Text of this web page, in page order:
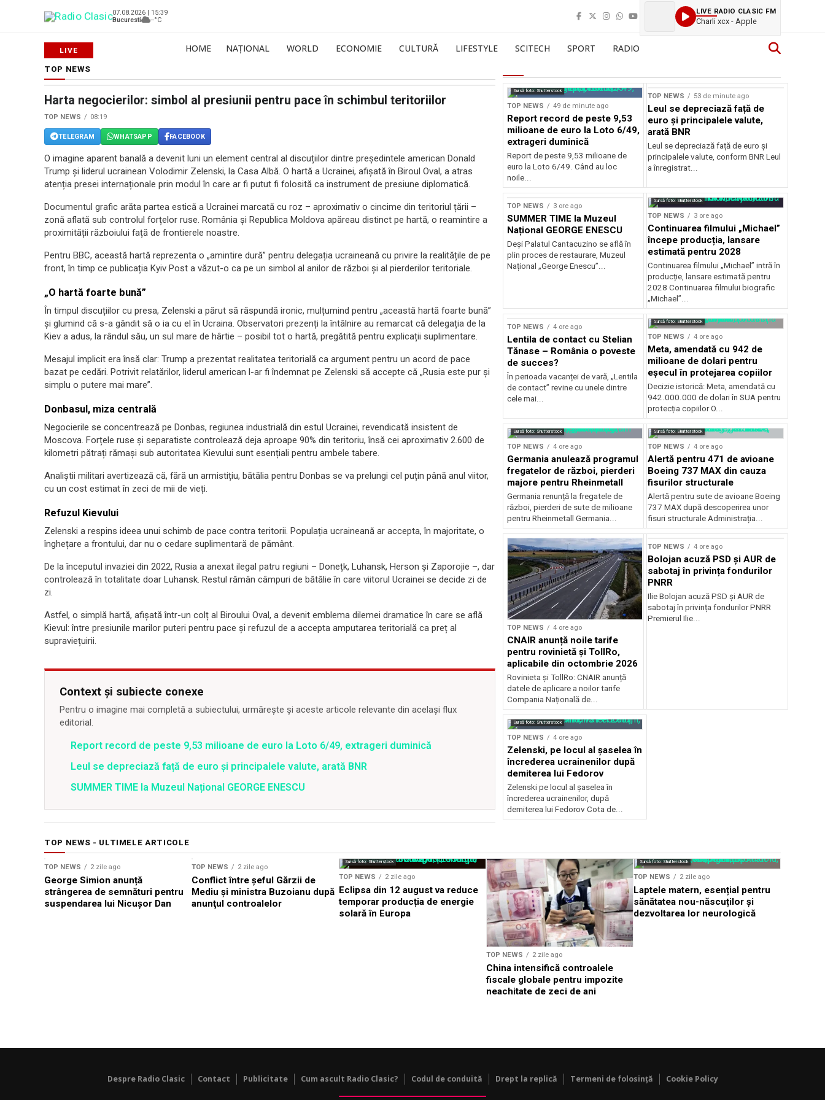
07.08.2026 | 15:39
Bucuresti
--°C
LIVE RADIO CLASIC FM
Charli xcx - Apple
HOME NAȚIONAL WORLD ECONOMIE CULTURĂ LIFESTYLE SCITECH SPORT RADIO
TOP NEWS
Harta negocierilor: simbol al presiunii pentru pace în schimbul teritoriilor
TOP NEWS 08:19
TELEGRAM WHATSAPP FACEBOOK
O imagine aparent banală a devenit luni un element central al discuțiilor dintre președintele american Donald
Trump și liderul ucrainean Volodimir Zelenski, la Casa Albă. O hartă a Ucrainei, afișată în Biroul Oval, a atras
atenția presei internaționale prin modul în care ar fi putut fi folosită ca instrument de presiune diplomatică.
Documentul grafic arăta partea estică a Ucrainei marcată cu roz – aproximativ o cincime din teritoriul țării –
zonă aflată sub controlul forțelor ruse. România și Republica Moldova apăreau distinct pe hartă, o reamintire a
proximității războiului față de frontierele noastre.
Pentru BBC, această hartă reprezenta o „amintire dură” pentru delegația ucraineană cu privire la realitățile de pe
front, în timp ce publicația Kyiv Post a văzut-o ca pe un simbol al anilor de război și al pierderilor teritoriale.
„O hartă foarte bună”
În timpul discuțiilor cu presa, Zelenski a părut să răspundă ironic, mulțumind pentru „această hartă foarte bună”
și glumind că s-a gândit să o ia cu el în Ucraina. Observatori prezenți la întâlnire au remarcat că delegația de la
Kiev a adus, la rândul său, un sul mare de hârtie – posibil tot o hartă, pregătită pentru explicații suplimentare.
Mesajul implicit era însă clar: Trump a prezentat realitatea teritorială ca argument pentru un acord de pace
bazat pe cedări. Potrivit relatărilor, liderul american l-ar fi îndemnat pe Zelenski să accepte că „Rusia este pur și
simplu o putere mai mare”.
Donbasul, miza centrală
Negocierile se concentrează pe Donbas, regiunea industrială din estul Ucrainei, revendicată insistent de
Moscova. Forțele ruse și separatiste controlează deja aproape 90% din teritoriu, însă cei aproximativ 2.600 de
kilometri pătrați rămași sub autoritatea Kievului sunt esențiali pentru ambele tabere.
Analiștii militari avertizează că, fără un armistițiu, bătălia pentru Donbas se va prelungi cel puțin până anul viitor,
cu un cost estimat în zeci de mii de vieți.
Refuzul Kievului
Zelenski a respins ideea unui schimb de pace contra teritorii. Populația ucraineană ar accepta, în majoritate, o
înghețare a frontului, dar nu o cedare suplimentară de pământ.
De la începutul invaziei din 2022, Rusia a anexat ilegal patru regiuni – Donețk, Luhansk, Herson și Zaporojie –, dar
controlează în totalitate doar Luhansk. Restul rămân câmpuri de bătălie în care viitorul Ucrainei se decide zi de
zi.
Astfel, o simplă hartă, afișată într-un colț al Biroului Oval, a devenit emblema dilemei dramatice în care se află
Kievul: între presiunile marilor puteri pentru pace și refuzul de a accepta amputarea teritorială ca preț al
supraviețuirii.
Context și subiecte conexe
Pentru o imagine mai completă a subiectului, urmărește și aceste articole relevante din același flux
editorial.
Report record de peste 9,53 milioane de euro la Loto 6/49, extrageri duminică
Leul se depreciază față de euro și principalele valute, arată BNR
SUMMER TIME la Muzeul Național GEORGE ENESCU
Sursă foto: Shutterstock
TOP NEWS 49 de minute ago
Report record de peste 9,53
milioane de euro la Loto 6/49,
extrageri duminică
Report de peste 9,53 milioane de
euro la Loto 6/49. Când au loc
noile...
TOP NEWS 53 de minute ago
Leul se depreciază față de
euro și principalele valute,
arată BNR
Leul se depreciază față de euro și
principalele valute, conform BNR Leul
a înregistrat...
TOP NEWS 3 ore ago
SUMMER TIME la Muzeul
Național GEORGE ENESCU
Deși Palatul Cantacuzino se află în
plin proces de restaurare, Muzeul
Național „George Enescu”...
Sursă foto: Shutterstock
TOP NEWS 3 ore ago
Continuarea filmului „Michael”
începe producția, lansare
estimată pentru 2028
Continuarea filmului „Michael” intră în
producție, lansare estimată pentru
2028 Continuarea filmului biografic
„Michael”...
TOP NEWS 4 ore ago
Lentila de contact cu Stelian
Tănase – România o poveste
de succes?
În perioada vacanței de vară, „Lentila
de contact” revine cu unele dintre
cele mai...
Sursă foto: Shutterstock
TOP NEWS 4 ore ago
Meta, amendată cu 942 de
milioane de dolari pentru
eșecul în protejarea copiilor
Decizie istorică: Meta, amendată cu
942.000.000 de dolari în SUA pentru
protecția copiilor O...
Sursă foto: Shutterstock
TOP NEWS 4 ore ago
Germania anulează programul
fregatelor de război, pierderi
majore pentru Rheinmetall
Germania renunță la fregatele de
război, pierderi de sute de milioane
pentru Rheinmetall Germania...
Sursă foto: Shutterstock
TOP NEWS 4 ore ago
Alertă pentru 471 de avioane
Boeing 737 MAX din cauza
fisurilor structurale
Alertă pentru sute de avioane Boeing
737 MAX după descoperirea unor
fisuri structurale Administrația...
TOP NEWS 4 ore ago
CNAIR anunță noile tarife
pentru rovinietă și TollRo,
aplicabile din octombrie 2026
Rovinieta și TollRo: CNAIR anunță
datele de aplicare a noilor tarife
Compania Națională de...
TOP NEWS 4 ore ago
Bolojan acuză PSD și AUR de
sabotaj în privința fondurilor
PNRR
Ilie Bolojan acuză PSD și AUR de
sabotaj în privința fondurilor PNRR
Premierul Ilie...
Sursă foto: Shutterstock
TOP NEWS 4 ore ago
Zelenski, pe locul al șaselea în
încrederea ucrainenilor după
demiterea lui Fedorov
Zelenski pe locul al șaselea în
încrederea ucrainenilor, după
demiterea lui Fedorov Cota de...
TOP NEWS - ULTIMELE ARTICOLE
TOP NEWS 2 zile ago
George Simion anunță
strângerea de semnături pentru
suspendarea lui Nicușor Dan
TOP NEWS 2 zile ago
Conflict între şeful Gărzii de
Mediu şi ministra Buzoianu după
anunţul controalelor
Sursă foto: Shutterstock
TOP NEWS 2 zile ago
Eclipsa din 12 august va reduce
temporar producția de energie
solară în Europa
TOP NEWS 2 zile ago
China intensifică controalele
fiscale globale pentru impozite
neachitate de zeci de ani
Sursă foto: Shutterstock
TOP NEWS 2 zile ago
Laptele matern, esențial pentru
sănătatea nou-născuților și
dezvoltarea lor neurologică
Despre Radio Clasic Contact Publicitate Cum ascult Radio Clasic? Codul de conduită Drept la replică Termeni de folosință Cookie Policy